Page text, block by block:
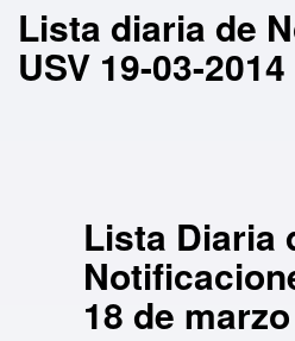
Lista diaria de
USV 19-03-2014
Lista Diaria
18 de